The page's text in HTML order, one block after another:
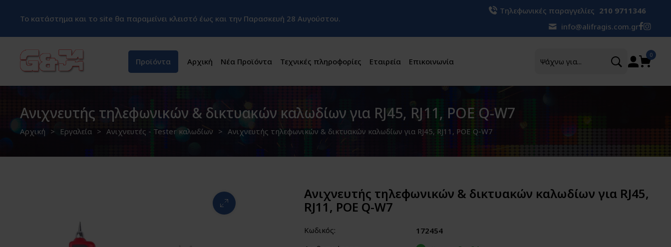
Το κατάστημα και το site θα παραμείνει κλειστό έως και την Παρασκευή 28 Αυγούστου.
Τηλεφωνικές παραγγελίες 210 9711346
info@alifragis.com.gr
Προϊόντα Αρχική Νέα Προϊόντα Τεχνικές πληροφορίες Εταιρεία Επικοινωνία
0
Ανιχνευτής τηλεφωνικών & δικτυακών καλωδίων για RJ45, RJ11, POE Q-W7
Αρχική Εργαλεία Ανιχνευτές - Tester καλωδίων Ανιχνευτής τηλεφωνικών & δικτυακών καλωδίων για RJ45, RJ11, POE Q-W7
Ανιχνευτής τηλεφωνικών & δικτυακών καλωδίων για RJ45,
RJ11, POE Q-W7
Κωδικός:
172454